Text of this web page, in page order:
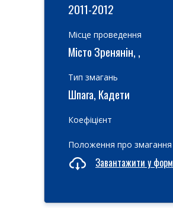
2011-2012
Місце проведення
Місто Зренянін, ,
Тип змагань
Шпага, Кадети
Коефіцієнт
Положення про змагання
Завантажити у